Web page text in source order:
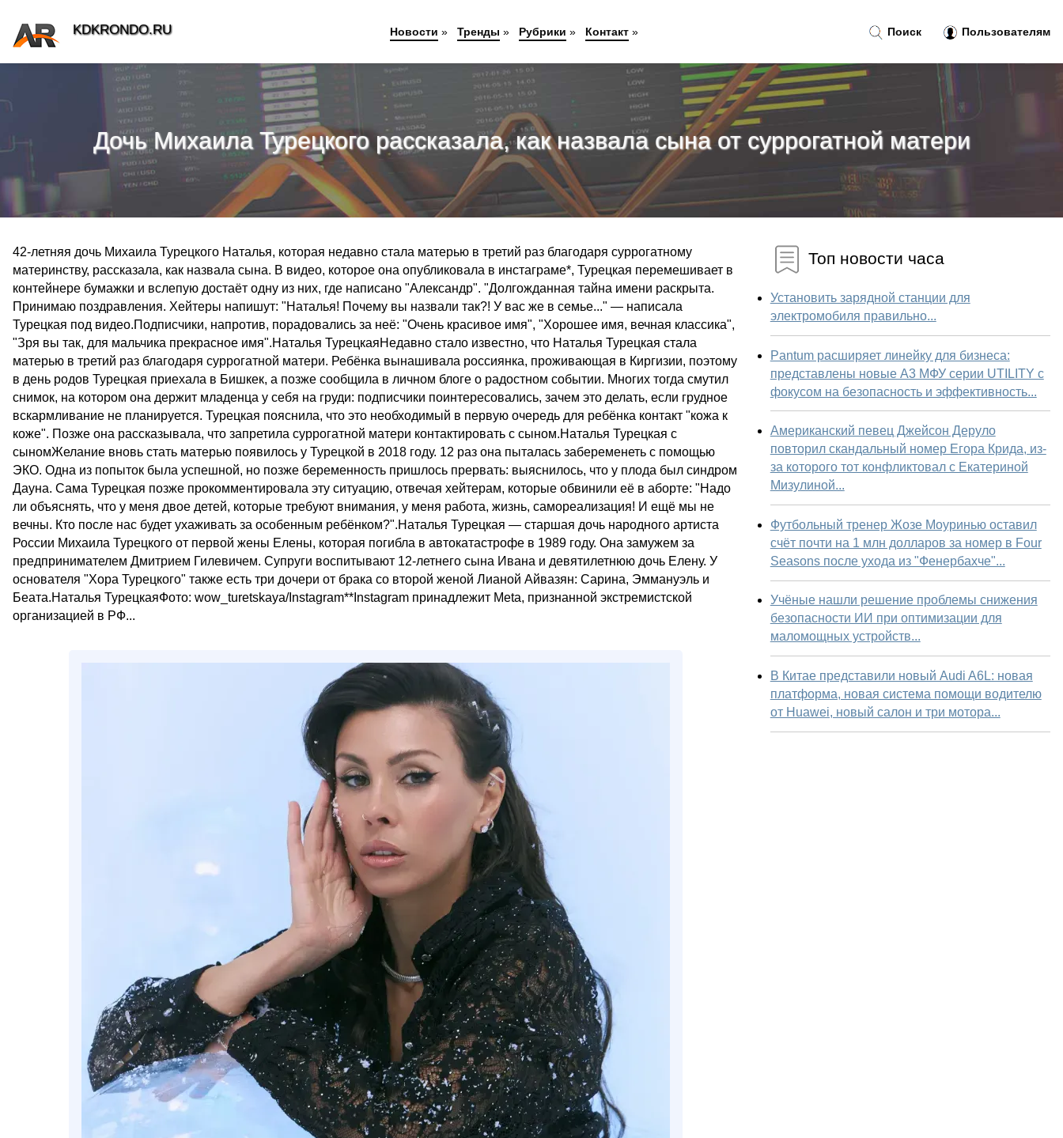
Дочь Михаила Турецкого рассказала, как назвала сына от суррогатной матери
42-летняя дочь Михаила Турецкого Наталья, которая недавно стала матерью в третий раз благодаря суррогатному
материнству, рассказала, как назвала сына. В видео, которое она опубликовала в инстаграме*, Турецкая перемешивает в
контейнере бумажки и вслепую достаёт одну из них, где написано "Александр". "Долгожданная тайна имени раскрыта.
Принимаю поздравления. Хейтеры напишут: "Наталья! Почему вы назвали так?! У вас же в семье..." — написала
Турецкая под видео.Подписчики, напротив, порадовались за неё: "Очень красивое имя", "Хорошее имя, вечная классика",
"Зря вы так, для мальчика прекрасное имя".Наталья ТурецкаяНедавно стало известно, что Наталья Турецкая стала
матерью в третий раз благодаря суррогатной матери. Ребёнка вынашивала россиянка, проживающая в Киргизии, поэтому
в день родов Турецкая приехала в Бишкек, а позже сообщила в личном блоге о радостном событии. Многих тогда смутил
снимок, на котором она держит младенца у себя на груди: подписчики поинтересовались, зачем это делать, если грудное
вскармливание не планируется. Турецкая пояснила, что это необходимый в первую очередь для ребёнка контакт "кожа к
коже". Позже она рассказывала, что запретила суррогатной матери контактировать с сыном.Наталья Турецкая с
сыномЖелание вновь стать матерью появилось у Турецкой в 2018 году. 12 раз она пыталась забеременеть с помощью
ЭКО. Одна из попыток была успешной, но позже беременность пришлось прервать: выяснилось, что у плода был синдром
Дауна. Сама Турецкая позже прокомментировала эту ситуацию, отвечая хейтерам, которые обвинили её в аборте: "Надо
ли объяснять, что у меня двое детей, которые требуют внимания, у меня работа, жизнь, самореализация! И ещё мы не
вечны. Кто после нас будет ухаживать за особенным ребёнком?".Наталья Турецкая — старшая дочь народного артиста
России Михаила Турецкого от первой жены Елены, которая погибла в автокатастрофе в 1989 году. Она замужем за
предпринимателем Дмитрием Гилевичем. Супруги воспитывают 12-летнего сына Ивана и девятилетнюю дочь Елену. У
основателя "Хора Турецкого" также есть три дочери от брака со второй женой Лианой Айвазян: Сарина, Эммануэль и
Беата.Наталья ТурецкаяФото: wow_turetskaya/Instagram**Instagram принадлежит Meta, признанной экстремистской
организацией в РФ...
Топ новости часа
Установить зарядной станции для
электромобиля правильно...
Pantum расширяет линейку для бизнеса:
представлены новые А3 МФУ серии UTILITY с
фокусом на безопасность и эффективность...
Американский певец Джейсон Деруло
повторил скандальный номер Егора Крида, из-
за которого тот конфликтовал с Екатериной
Мизулиной...
Футбольный тренер Жозе Моуринью оставил
счёт почти на 1 млн долларов за номер в Four
Seasons после ухода из "Фенербахче"...
Учёные нашли решение проблемы снижения
безопасности ИИ при оптимизации для
маломощных устройств...
В Китае представили новый Audi A6L: новая
платформа, новая система помощи водителю
от Huawei, новый салон и три мотора...
Поиск Пользователям
KDKRONDO.RU Новости » Тренды » Рубрики » Контакт»